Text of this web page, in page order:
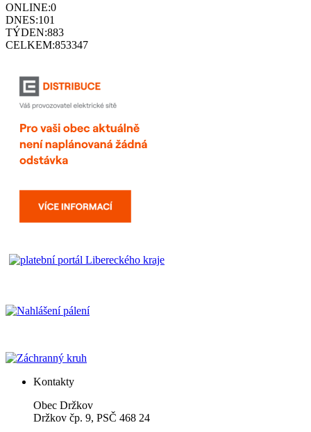
ONLINE:0
DNES:101
TÝDEN:883
CELKEM:853347
Kontakty
Obec Držkov
Držkov čp. 9, PSČ 468 24